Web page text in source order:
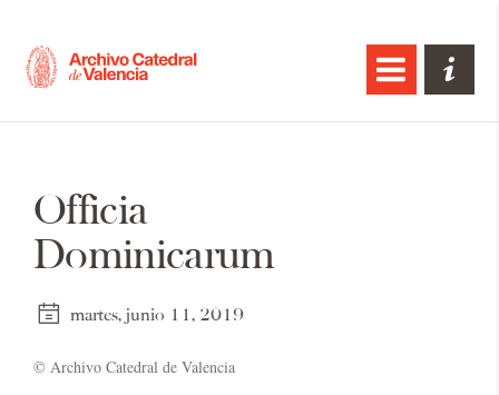
Officia
Dominicarum
martes, junio 11, 2019
© Ar­chi­vo Ca­te­dral de Va­len­cia